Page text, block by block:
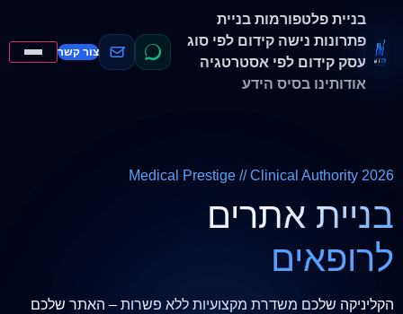
בניית פלטפורמות בניית
פתרונות נישה קידום לפי סוג
עסק קידום לפי אסטרטגיה
אודותינו בסיס הידע
צור קשר
Medical Prestige // Clinical Authority 2026
בניית אתרים
לרופאים
הקליניקה שלכם משדרת מקצועיות ללא פשרות – האתר שלכם